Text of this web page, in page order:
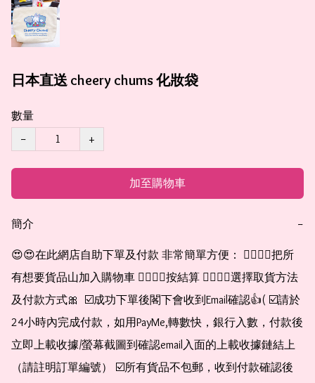
日本直送 cheery chums 化妝袋
數量
−
+
加至購物車
簡介 −
😍😍在此網店自助下單及付款 非常簡單方便： 👉🏻👉🏻把所
有想要貨品山加入購物車 👉🏻👉🏻按結算 👉🏻👉🏻選擇取貨方法
及付款方式🎀  ☑️成功下單後閣下會收到Email確認👍( ☑️請於
24小時內完成付款，如用PayMe,轉數快，銀行入數，付款後
立即上載收據/螢幕截圖到確認email入面的上載收據鏈結上
（請註明訂單編號） ☑️所有貨品不包郵，收到付款確認後